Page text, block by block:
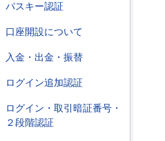
パスキー認証
口座開設について
入金・出金・振替
ログイン追加認証
ログイン・取引暗証番号・
２段階認証